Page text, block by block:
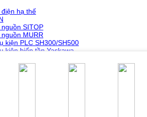
điện hạ thế
nguồn SITOP
nguồn MURR
kiện PLC SH300/SH500
kiện biến tần Yaskawa
kiện Servo Sigma 7